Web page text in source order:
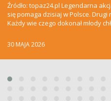
Źródło: topaz24.pl Legendarna
się pomaga dzisiaj w Polsce.
Każdy wie czego dokonał młody
30 MAJA 2026